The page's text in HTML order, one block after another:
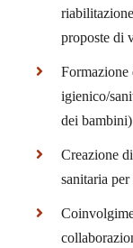
proposte di
Formazione
igienico/
dei bambini)
Creazione
sanitaria